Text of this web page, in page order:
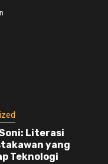
Literasi
yang
Teknologi